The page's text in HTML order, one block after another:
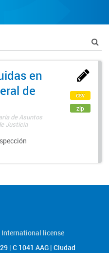
en
de
de Asuntos
Justicia
csv
zip
license
| C 1041 AAG | Ciudad